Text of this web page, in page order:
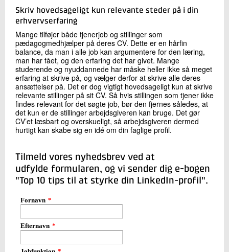
Skriv hovedsageligt kun relevante steder på i din
erhvervserfaring
Mange tilføjer både tjenerjob og stillinger som
pædagogmedhjælper på deres CV. Dette er en hårfin
balance, da man i alle job kan argumentere for den læring,
man har fået, og den erfaring det har givet. Mange
studerende og nyuddannede har måske heller ikke så meget
erfaring at skrive på, og vælger derfor at skrive alle deres
ansættelser på. Det er dog vigtigt hovedsageligt kun at skrive
relevante stillinger på sit CV. Så hvis stillingen som tjener ikke
findes relevant for det søgte job, bør den fjernes således, at
det kun er de stillinger arbejdsgiveren kan bruge. Det gør
CV’et læsbart og overskueligt, så arbejdsgiveren dermed
hurtigt kan skabe sig en idé om din faglige profil.
Tilmeld vores nyhedsbrev ved at
udfylde formularen, og vi sender dig e-bogen
"Top 10 tips til at styrke din LinkedIn-profil".